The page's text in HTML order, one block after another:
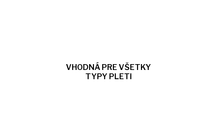
VHODNÁ PRE VŠETKY
TYPY PLETI